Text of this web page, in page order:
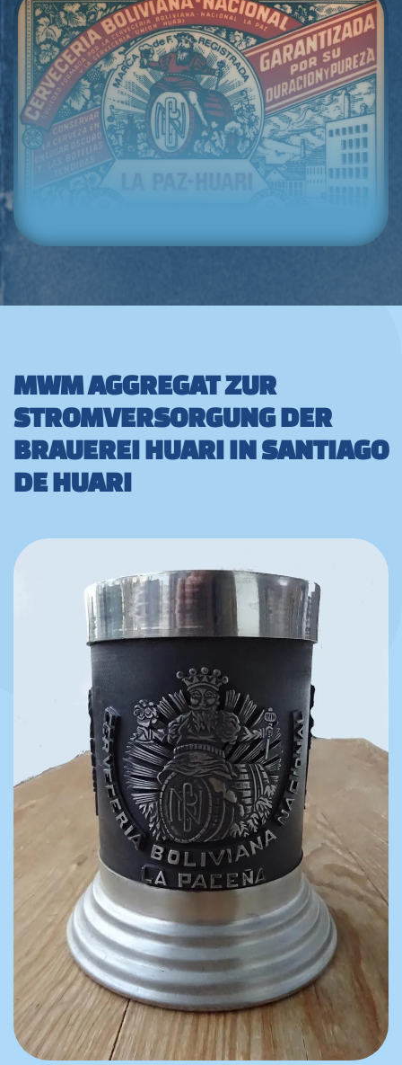
MWM AGGREGAT ZUR
STROMVERSORGUNG DER
BRAUEREI HUARI IN SANTIAGO
DE HUARI